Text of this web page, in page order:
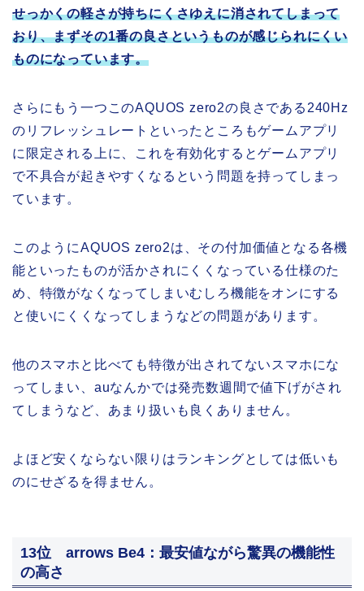
せっかくの軽さが持ちにくさゆえに消されてしまって
おり、まずその1番の良さというものが感じられにくい
ものになっています。
さらにもう一つこのAQUOS zero2の良さである240Hz
のリフレッシュレートといったところもゲームアプリ
に限定される上に、これを有効化するとゲームアプリ
で不具合が起きやすくなるという問題を持ってしまっ
ています。
このようにAQUOS zero2は、その付加価値となる各機
能といったものが活かされにくくなっている仕様のた
め、特徴がなくなってしまいむしろ機能をオンにする
と使いにくくなってしまうなどの問題があります。
他のスマホと比べても特徴が出されてないスマホにな
ってしまい、auなんかでは発売数週間で値下げがされ
てしまうなど、あまり扱いも良くありません。
よほど安くならない限りはランキングとしては低いも
のにせざるを得ません。
13位 arrows Be4：最安値ながら驚異の機能性
の高さ